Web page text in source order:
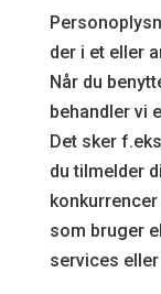
der i et eller
Når du
behandler vi
Det sker
du tilmelder
som bruger
services